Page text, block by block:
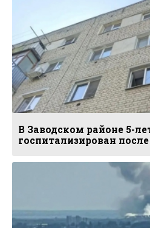
В Заводском районе 5-
госпитализирован